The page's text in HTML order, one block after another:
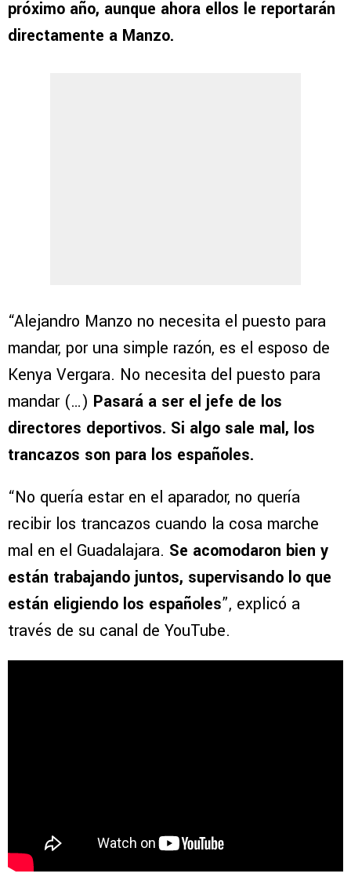
próximo año, aunque ahora ellos le reportarán
directamente a Manzo.
“Alejandro Manzo no necesita el puesto para
mandar, por una simple razón, es el esposo de
Kenya Vergara. No necesita del puesto para
mandar (…) Pasará a ser el jefe de los
directores deportivos. Si algo sale mal, los
trancazos son para los españoles.
“No quería estar en el aparador, no quería
recibir los trancazos cuando la cosa marche
mal en el Guadalajara. Se acomodaron bien y
están trabajando juntos, supervisando lo que
están eligiendo los españoles”, explicó a
través de su canal de YouTube.